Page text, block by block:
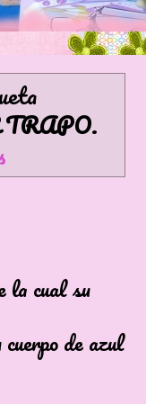
.
su
de azul